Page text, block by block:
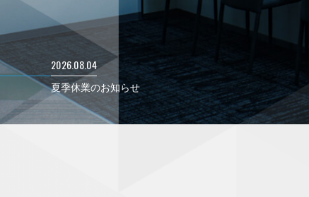
2026.08.04
夏季休業のお知らせ